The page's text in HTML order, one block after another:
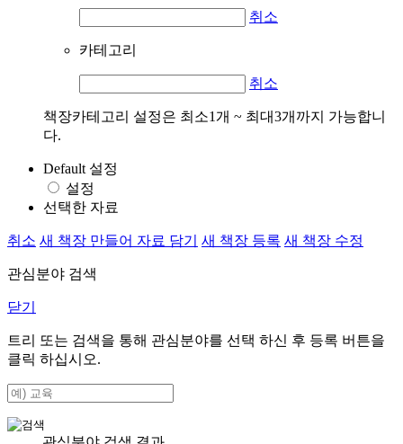
취소
카테고리
취소
책장카테고리 설정은 최소1개 ~ 최대3개까지 가능합니
다.
Default 설정
설정
선택한 자료
취소 새 책장 만들어 자료 담기 새 책장 등록 새 책장 수정
관심분야 검색
닫기
트리 또는 검색을 통해 관심분야를 선택 하신 후 등록 버튼을
클릭 하십시오.